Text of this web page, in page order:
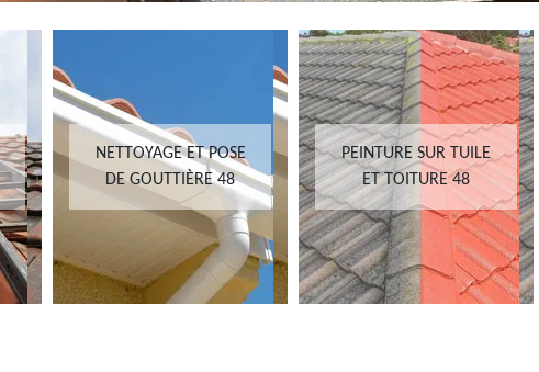
NETTOYAGE ET POSE
DE GOUTTIÈRE 48
PEINTURE SUR TUILE
ET TOITURE 48